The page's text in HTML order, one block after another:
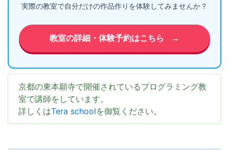
実際の教室で自分だけの作品作りを体験してみませんか？
教室の詳細・体験予約はこちら →
京都の東本願寺で開催されているプログラミング教
室で講師をしています。
詳しくはTera schoolを御覧ください。